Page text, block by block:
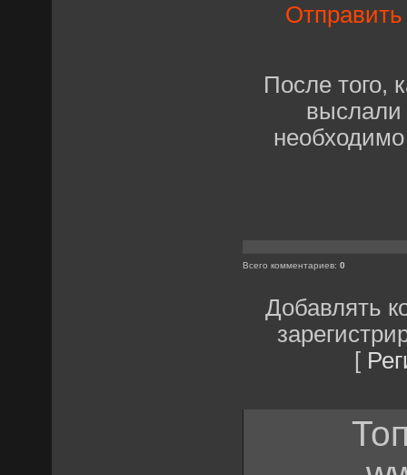
После того,
выслали
Всего комментариев:0
Добавлять
[